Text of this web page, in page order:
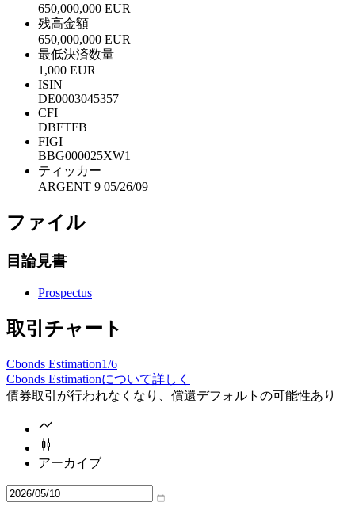
650,000,000 EUR
残高金額
650,000,000 EUR
最低決済数量
1,000 EUR
ISIN
DE0003045357
CFI
DBFTFB
FIGI
BBG000025XW1
ティッカー
ARGENT 9 05/26/09
ファイル
目論見書
Prospectus
取引チャート
Cbonds Estimation1/6
Cbonds Estimationについて詳しく
債券取引が行われなくなり、償還デフォルトの可能性あり
アーカイブ